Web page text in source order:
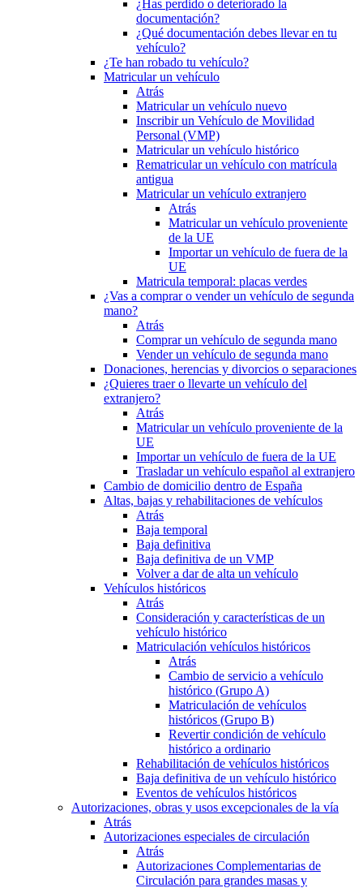
¿Has perdido o deteriorado la
documentación?
¿Qué documentación debes llevar en tu
vehículo?
¿Te han robado tu vehículo?
Matricular un vehículo
Atrás
Matricular un vehículo nuevo
Inscribir un Vehículo de Movilidad
Personal (VMP)
Matricular un vehículo histórico
Rematricular un vehículo con matrícula
antigua
Matricular un vehículo extranjero
Atrás
Matricular un vehículo proveniente
de la UE
Importar un vehículo de fuera de la
UE
Matricula temporal: placas verdes
¿Vas a comprar o vender un vehículo de segunda
mano?
Atrás
Comprar un vehículo de segunda mano
Vender un vehículo de segunda mano
Donaciones, herencias y divorcios o separaciones
¿Quieres traer o llevarte un vehículo del
extranjero?
Atrás
Matricular un vehículo proveniente de la
UE
Importar un vehículo de fuera de la UE
Trasladar un vehículo español al extranjero
Cambio de domicilio dentro de España
Altas, bajas y rehabilitaciones de vehículos
Atrás
Baja temporal
Baja definitiva
Baja definitiva de un VMP
Volver a dar de alta un vehículo
Vehículos históricos
Atrás
Consideración y características de un
vehículo histórico
Matriculación vehículos históricos
Atrás
Cambio de servicio a vehículo
histórico (Grupo A)
Matriculación de vehículos
históricos (Grupo B)
Revertir condición de vehículo
histórico a ordinario
Rehabilitación de vehículos históricos
Baja definitiva de un vehículo histórico
Eventos de vehículos históricos
Autorizaciones, obras y usos excepcionales de la vía
Atrás
Autorizaciones especiales de circulación
Atrás
Autorizaciones Complementarias de
Circulación para grandes masas y